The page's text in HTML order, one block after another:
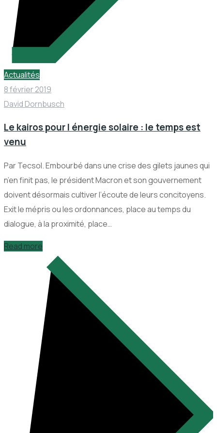
Actualités
8 février 2019
David Dornbusch
Le kairos pour l énergie solaire : le temps est
venu
Par Tecsol. Embourbé dans une crise des gilets jaunes qui
n’en finit pas, le président Macron et son gouvernement
doivent désormais cultiver l’écoute de leurs concitoyens.
Exit le mépris ou les ordonnances, place au temps du
dialogue, à la proximité, place…
Read more